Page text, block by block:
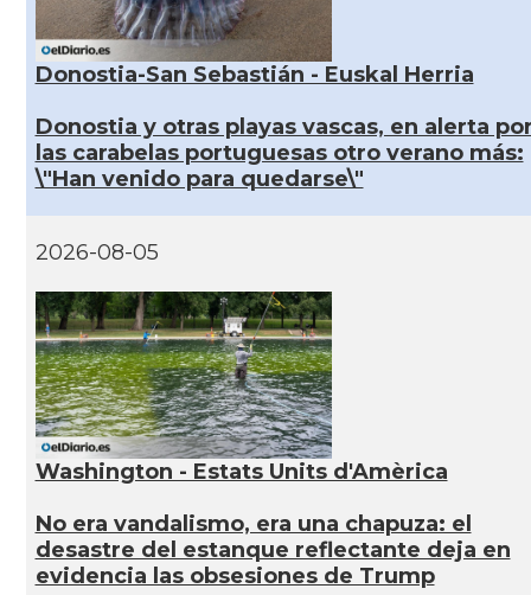
Donostia-San Sebastián - Euskal Herria
Donostia y otras playas vascas, en alerta
las carabelas portuguesas otro verano más:
\"Han venido para quedarse\"
2026-08-05
Washington - Estats Units d'Amèrica
No era vandalismo, era una chapuza: el
desastre del estanque reflectante deja en
evidencia las obsesiones de Trump